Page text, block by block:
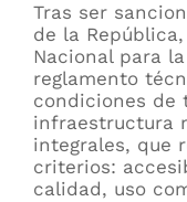
Tras ser
de la
Nacional para
reglamento
condiciones de
infraestructura
integrales, que
criterios:
calidad, uso